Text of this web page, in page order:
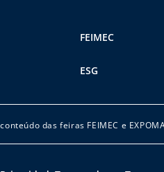
FEIMEC
ESG
das feiras FEIMEC e